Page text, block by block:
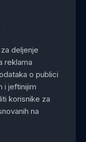
deljenje
reklama
o publici
i jeftinijim
korisnike za
na